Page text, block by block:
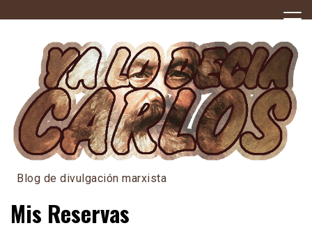
to
Blog de divulgación marxista
Mis Reservas